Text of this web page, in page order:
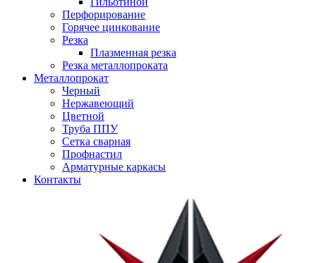
Перфорирование
Горячее цинкование
Резка
Плазменная резка
Резка металлопроката
Металлопрокат
Черный
Нержавеющий
Цветной
Труба ППУ
Сетка сварная
Профнастил
Арматурные каркасы
Контакты